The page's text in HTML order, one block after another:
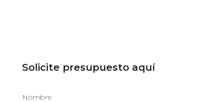
Solicite presupuesto aquí
Nombre